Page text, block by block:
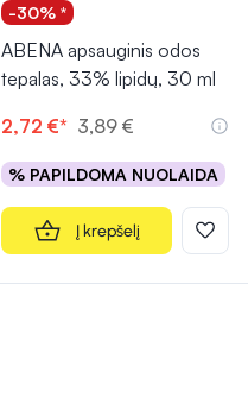
-30% *
ABENA apsauginis odos
tepalas, 33% lipidų, 30 ml
2,72 €* 3,89 €
% PAPILDOMA NUOLAIDA
Į krepšelį